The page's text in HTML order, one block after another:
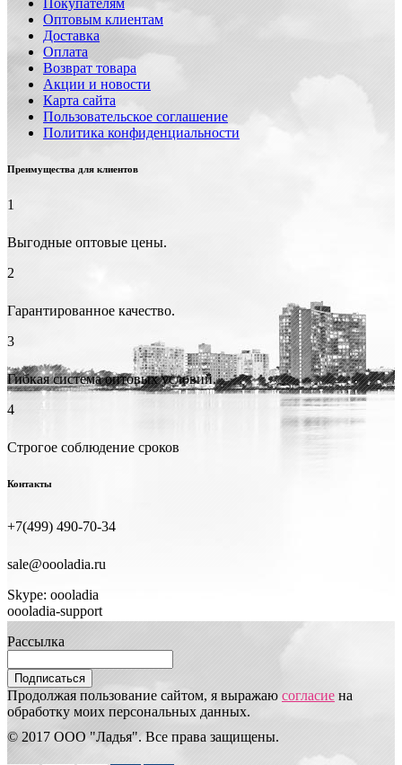
Оптовым клиентам
Доставка
Оплата
Возврат товара
Акции и новости
Карта сайта
Пользовательское соглашение
Политика конфиденциальности
Преимущества для клиентов
1
Выгодные оптовые цены.
2
Гарантированное качество.
3
Гибкая система оптовых условий.
4
Строгое соблюдение сроков
Контакты
+7(499) 490-70-34
sale@oooladia.ru
Skype: oooladia
oooladia-support
Рассылка
Подписаться
Продолжая пользование сайтом, я выражаю согласие на
обработку моих персональных данных.
© 2017 ООО "Ладья". Все права защищены.